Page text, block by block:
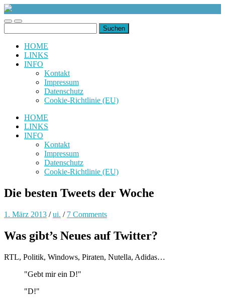
uiuiuiuiuiuiui.de
Toggle
mobile
Toggle
search
nach:
HOME
LINKS
INFO
Kontakt
Impressum
Datenschutz
Cookie-Richtlinie (EU)
HOME
LINKS
INFO
Kontakt
Impressum
Datenschutz
Cookie-Richtlinie (EU)
Die besten Tweets der Woche
1. März 2013 /ui. / 7 Comments
Was gibt’s Neues auf Twitter?
RTL, Politik, Windows, Piraten, Nutella, Adidas…
"Gebt mir ein D!"
"D!"